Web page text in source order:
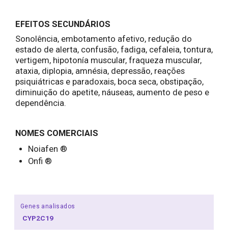
EFEITOS SECUNDÁRIOS
Sonolência, embotamento afetivo, redução do
estado de alerta, confusão, fadiga, cefaleia, tontura,
vertigem, hipotonía muscular, fraqueza muscular,
ataxia, diplopia, amnésia, depressão, reações
psiquiátricas e paradoxais, boca seca, obstipação,
diminuição do apetite, náuseas, aumento de peso e
dependência.
NOMES COMERCIAIS
Noiafen ®
Onfi ®
Genes analisados
CYP2C19